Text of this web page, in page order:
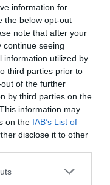
information for
the below opt-out
note that after your
continue seeing
information utilized by
third parties prior to
of the further
by third parties on the
information may
on the IAB’s List of
disclose it to other
2 το μεσημέρι
και ειδικότερα